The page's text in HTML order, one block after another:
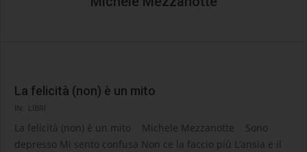
La felicità (non) è un mito
2024-
04-
11
IN: LIBRI
La felicità (non) è un mito Michele Mezzanotte Sono
depresso Mi sento confusa Non ce la faccio più L’ansia e il